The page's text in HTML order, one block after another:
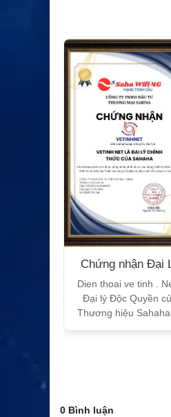
Chứng nhận Đại
Sahaha
Dien thoai ve tinh .
Đại lý Độc Quyền
Thương hiệu Sahaha
0 Bình luận
XEM CHI